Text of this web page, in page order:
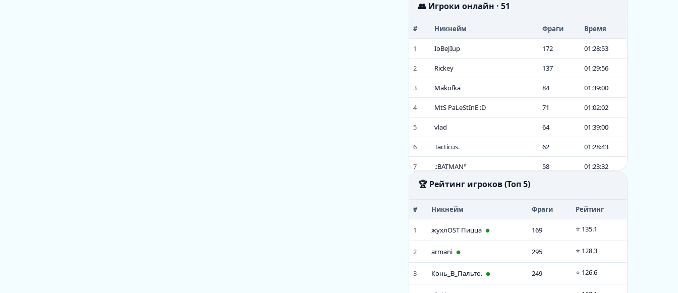
👥 Игроки онлайн · 51
# Никнейм Фраги Время
1 IoBeJIup 172 01:28:53
2 Rickey 137 01:29:56
3 Makofka 84 01:39:00
4 MtS PaLeStInE :D 71 01:02:02
5 vlad 64 01:39:00
6 Tacticus. 62 01:28:43
7 .:BATMAN° 58 01:23:32
SуЕтОлОгИнЯ_89
9 Dr. Άﻦδαλυд 34 00:35:51
00:21:05
12 Iriska 15 00:23:26
13 Ноэль 15 00:22:50
🏆 Рейтинг игроков (Топ 5)
# Никнейм Фраги Рейтинг
1 жухлOST Пицца ● 169 ⭐ 135.1
2 armani ● 295 ⭐ 128.3
3 Конь_В_Пальто. ● 249 ⭐ 126.6